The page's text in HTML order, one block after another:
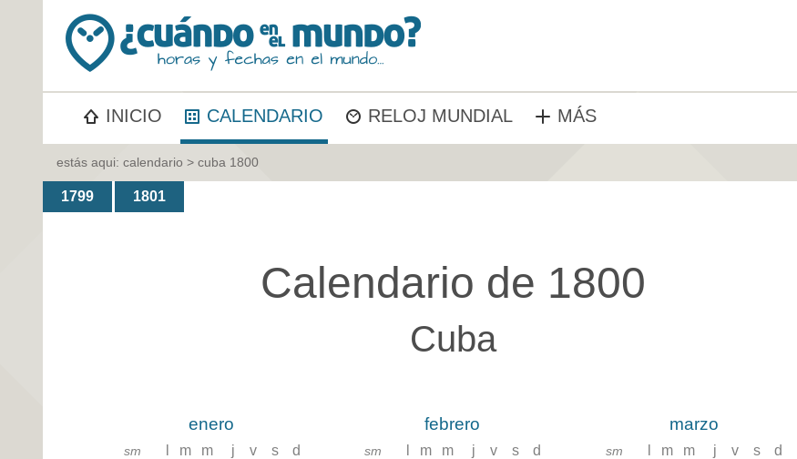
INICIO CALENDARIO RELOJ MUNDIAL MÁS
estás aqui: calendario > cuba 1800
1799 1801
Calendario de 1800
Cuba
enero
sm m m j v s d
febrero
sm m m j v s d
marzo
sm m m j v s d